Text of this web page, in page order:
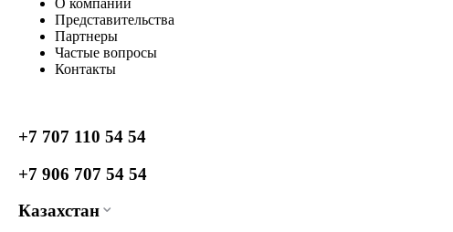
О компании
Представительства
Партнеры
Частые вопросы
Контакты
+7 707 110 54 54
+7 906 707 54 54
Казахстан